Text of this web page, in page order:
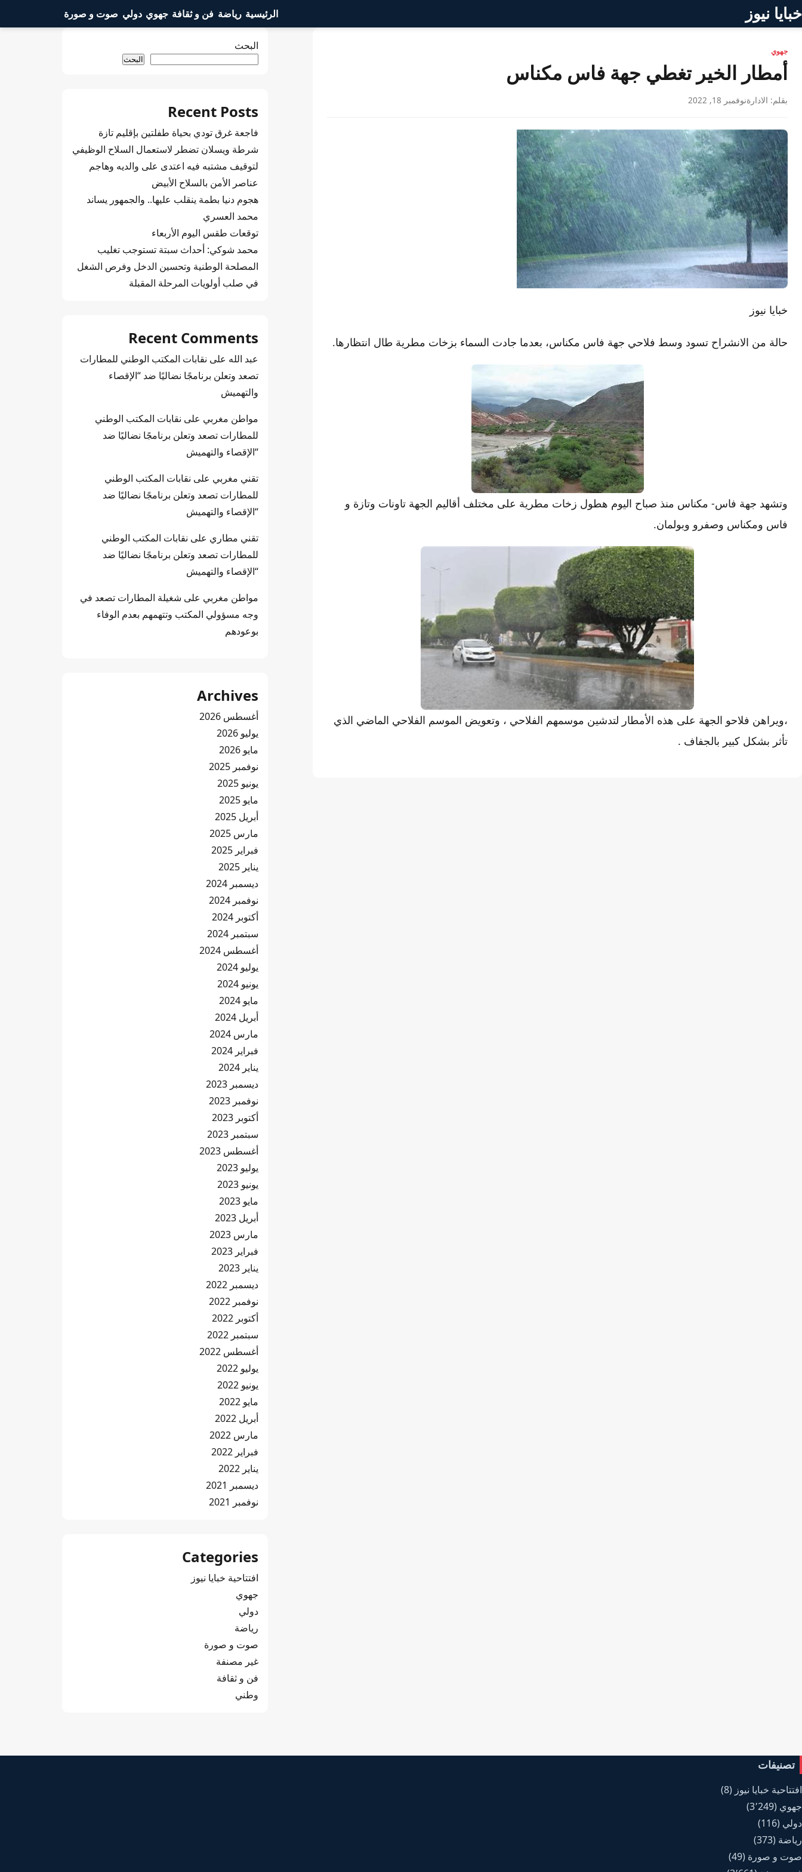
خبايا نيوز الرئيسية رياضة فن و ثقافة جهوي دولي صوت و صورة
جهوي
أمطار الخير تغطي جهة فاس مكناس
بقلم: الادارةنوفمبر 18, 2022
خبايا نيوز
حالة من الانشراح تسود وسط فلاحي جهة فاس مكناس، بعدما جادت السماء بزخات مطرية طال انتظارها.
وتشهد جهة فاس- مكناس منذ صباح اليوم هطول زخات مطرية على مختلف أقاليم الجهة تاونات وتازة و
فاس ومكناس وصفرو وبولمان.
،ويراهن فلاحو الجهة على هذه الأمطار لتدشين موسمهم الفلاحي ، وتعويض الموسم الفلاحي الماضي الذي
تأثر بشكل كبير بالجفاف .
البحث
البحث
Recent Posts
فاجعة غرق تودي بحياة طفلتين بإقليم تازة
شرطة ويسلان تضطر لاستعمال السلاح الوظيفي
لتوقيف مشتبه فيه اعتدى على والديه وهاجم
عناصر الأمن بالسلاح الأبيض
هجوم دنيا بطمة ينقلب عليها.. والجمهور يساند
محمد العسري
توقعات طقس اليوم الأربعاء
محمد شوكي: أحداث سبتة تستوجب تغليب
المصلحة الوطنية وتحسين الدخل وفرص الشغل
في صلب أولويات المرحلة المقبلة
Recent Comments
عبد الله على نقابات المكتب الوطني للمطارات
تصعد وتعلن برنامجًا نضاليًا ضد “الإقصاء
والتهميش
مواطن مغربي على نقابات المكتب الوطني
للمطارات تصعد وتعلن برنامجًا نضاليًا ضد
“الإقصاء والتهميش
تقني مغربي على نقابات المكتب الوطني
للمطارات تصعد وتعلن برنامجًا نضاليًا ضد
“الإقصاء والتهميش
تقني مطاري على نقابات المكتب الوطني
للمطارات تصعد وتعلن برنامجًا نضاليًا ضد
“الإقصاء والتهميش
مواطن مغربي على شغيلة المطارات تصعد في
وجه مسؤولي المكتب وتتهمهم بعدم الوفاء
بوعودهم
Archives
أغسطس 2026
يوليو 2026
مايو 2026
نوفمبر 2025
يونيو 2025
مايو 2025
أبريل 2025
مارس 2025
فبراير 2025
يناير 2025
ديسمبر 2024
نوفمبر 2024
أكتوبر 2024
سبتمبر 2024
أغسطس 2024
يوليو 2024
يونيو 2024
مايو 2024
أبريل 2024
مارس 2024
فبراير 2024
يناير 2024
ديسمبر 2023
نوفمبر 2023
أكتوبر 2023
سبتمبر 2023
أغسطس 2023
يوليو 2023
يونيو 2023
مايو 2023
أبريل 2023
مارس 2023
فبراير 2023
يناير 2023
ديسمبر 2022
نوفمبر 2022
أكتوبر 2022
سبتمبر 2022
أغسطس 2022
يوليو 2022
يونيو 2022
مايو 2022
أبريل 2022
مارس 2022
فبراير 2022
يناير 2022
ديسمبر 2021
نوفمبر 2021
Categories
افتتاحية خبايا نيوز
جهوي
دولي
رياضة
صوت و صورة
غير مصنفة
فن و ثقافة
وطني
تصنيفات
افتتاحية خبايا نيوز (8)
جهوي (3٬249)
دولي (116)
رياضة (373)
صوت و صورة (49)